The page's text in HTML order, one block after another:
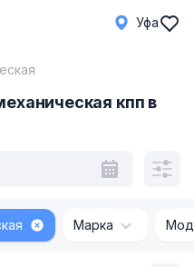
Уфа
кпп в
Марка